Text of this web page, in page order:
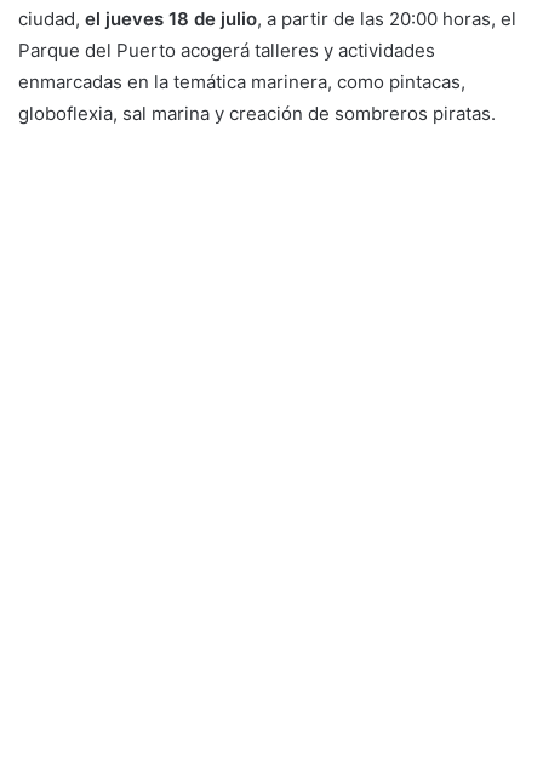
ciudad, el jueves 18 de julio, a partir de las 20:00 horas, el
Parque del Puerto acogerá talleres y actividades
enmarcadas en la temática marinera, como pintacas,
globoflexia, sal marina y creación de sombreros piratas.